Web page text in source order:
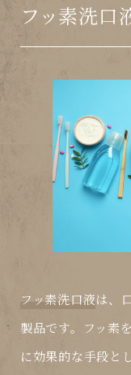
フッ素洗口
フッ素洗口液は、
製品です。
フッ素
に効果的な手段と